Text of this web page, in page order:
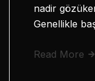
nadir
Genellikle
Read More